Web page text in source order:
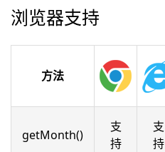
浏览器支持
方法
getMonth()
支
持
支
持